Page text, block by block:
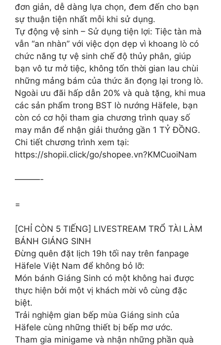
đơn giản, dễ dàng lựa chọn, đem đến cho bạn
sự thuận tiện nhất mỗi khi sử dụng.
Tự động vệ sinh – Sử dụng tiện lợi: Tiệc tàn mà
vẫn “an nhàn” với việc dọn dẹp vì khoang lò có
chức năng tự vệ sinh chế độ thủy phân, giúp
bạn vô tư mở tiệc, không tốn thời gian lau chùi
những mảng bám của thức ăn đọng lại trong lò.
Ngoài ưu đãi hấp dẫn 20% và quà tặng, khi mua
các sản phẩm trong BST lò nướng Häfele, bạn
còn có cơ hội tham gia chương trình quay số
may mắn để nhận giải thưởng gần 1 TỶ ĐỒNG.
Chi tiết chương trình xem tại:
https://shopii.click/go/shopee.vn?KMCuoiNam
———-
=
[CHỈ CÒN 5 TIẾNG] LIVESTREAM TRỔ TÀI LÀM
BÁNH GIÁNG SINH
Đừng quên đặt lịch 19h tối nay trên fanpage
Häfele Việt Nam để không bỏ lỡ:
Món bánh Giáng Sinh có một không hai được
thực hiện bởi một vị khách mời vô cùng đặc
biệt.
Trải nghiệm gian bếp mùa Giáng sinh của
Häfele cùng những thiết bị bếp mơ ước.
Tham gia minigame và nhận những phần quà